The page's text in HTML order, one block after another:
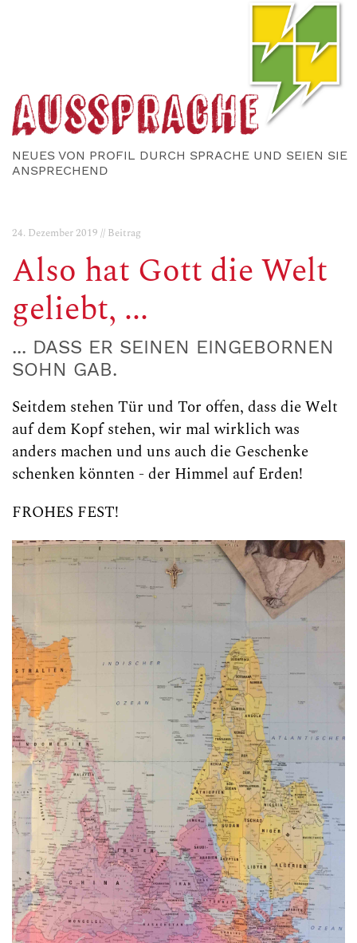
NEUES VON PROFIL DURCH SPRACHE UND SEIEN SIE
ANSPRECHEND
24. Dezember 2019 // Beitrag
Also hat Gott die Welt
geliebt, ...
... DASS ER SEINEN EINGEBORNEN
SOHN GAB.
Seitdem stehen Tür und Tor offen, dass die Welt
auf dem Kopf stehen, wir mal wirklich was
anders machen und uns auch die Geschenke
schenken könnten - der Himmel auf Erden!
FROHES FEST!